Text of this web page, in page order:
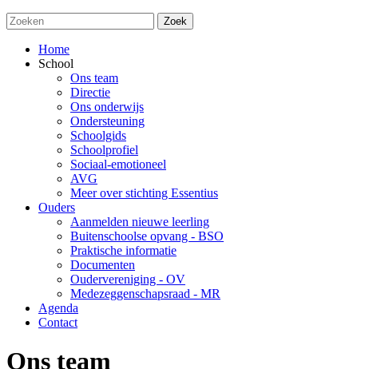
Zoek
Home
School
Ons team
Directie
Ons onderwijs
Ondersteuning
Schoolgids
Schoolprofiel
Sociaal-emotioneel
AVG
Meer over stichting Essentius
Ouders
Aanmelden nieuwe leerling
Buitenschoolse opvang - BSO
Praktische informatie
Documenten
Oudervereniging - OV
Medezeggenschapsraad - MR
Agenda
Contact
Ons team